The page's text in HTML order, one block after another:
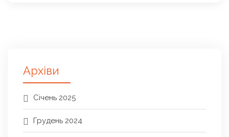
Архіви
Січень 2025
Грудень 2024